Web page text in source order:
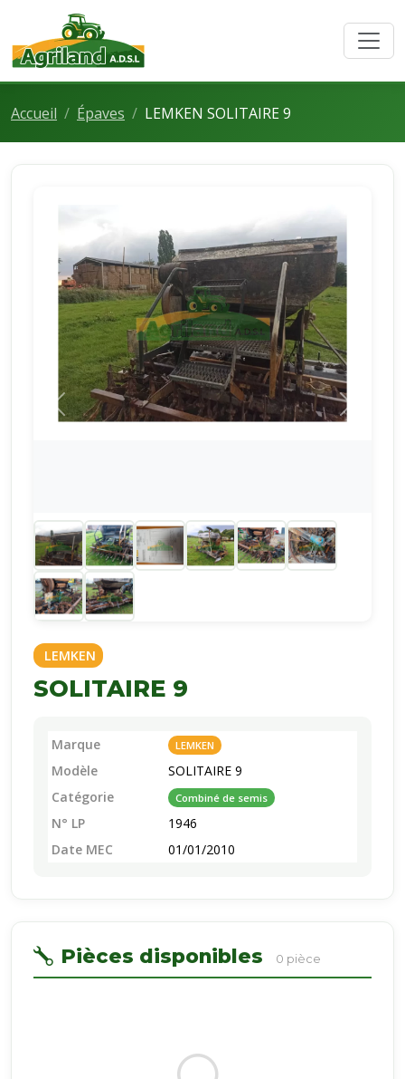
Accueil Épaves LEMKEN SOLITAIRE 9
LEMKEN
SOLITAIRE 9
Marque LEMKEN
Modèle
SOLITAIRE 9
Catégorie
Combiné de semis
N° LP
1946
Date MEC
01/01/2010
Pièces disponibles 0 pièce